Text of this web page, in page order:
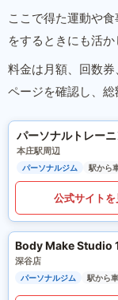
ここで得た運動や
をするときにも活か
料金は月額、回数
ページを確認し、総
パーソナルトレー
本庄駅周辺
パーソナルジム 駅から
公式サイトを
Body Make Studio
深谷店
パーソナルジム 駅から